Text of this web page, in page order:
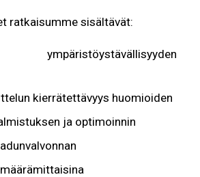
ratkaisumme sisältävät:
ympäristöystävällisyyden
kierrätettävyys huomioiden
ja optimoinnin